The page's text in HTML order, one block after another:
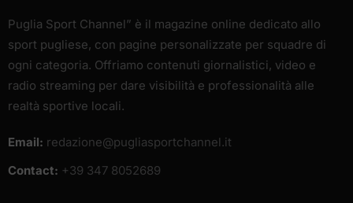
Puglia Sport Channel” è il magazine online dedicato allo
sport pugliese, con pagine personalizzate per squadre di
ogni categoria. Offriamo contenuti giornalistici, video e
radio streaming per dare visibilità e professionalità alle
realtà sportive locali.
Email: redazione@pugliasportchannel.it
Contact: +39 347 8052689